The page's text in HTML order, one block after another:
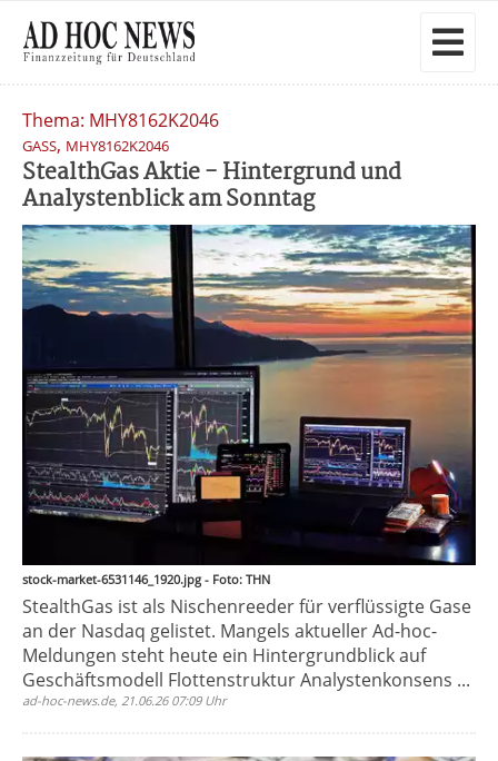
Thema: MHY8162K2046
GASS, MHY8162K2046
StealthGas Aktie - Hintergrund und
Analystenblick am Sonntag
stock-market-6531146_1920.jpg - Foto: THN
StealthGas ist als Nischenreeder für verflüssigte Gase
an der Nasdaq gelistet. Mangels aktueller Ad-hoc-
Meldungen steht heute ein Hintergrundblick auf
Geschäftsmodell Flottenstruktur Analystenkonsens ...
ad-hoc-news.de, 21.06.26 07:09 Uhr